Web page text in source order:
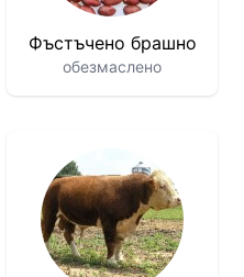
Фъстъчено брашно
обезмаслено